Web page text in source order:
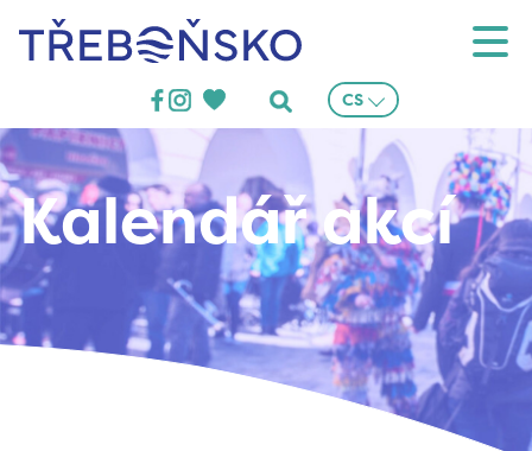
Třeboňsko CS
Kalendář akcí